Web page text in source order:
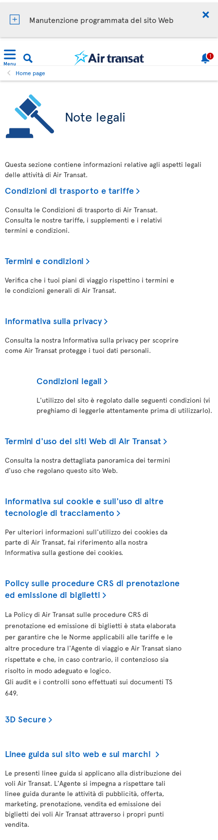
Manutenzione programmata del sito Web
Menu
1
Home page
Note legali
Questa sezione contiene informazioni relative agli aspetti legali
delle attività di Air Transat.
Condizioni di trasporto e tariffe
Consulta le Condizioni di trasporto di Air Transat.
Consulta le nostre tariffe, i supplementi e i relativi
termini e condizioni.
Termini e condizioni
Verifica che i tuoi piani di viaggio rispettino i termini e
le condizioni generali di Air Transat.
Informativa sulla privacy
Consulta la nostra Informativa sulla privacy per scoprire
come Air Transat protegge i tuoi dati personali.
Condizioni legali
L'utilizzo del sito è regolato dalle seguenti condizioni (vi
preghiamo di leggerle attentamente prima di utilizzarlo).
Termini d'uso dei siti Web di Air Transat
Consulta la nostra dettagliata panoramica dei termini
d'uso che regolano questo sito Web.
Informativa sui cookie e sull'uso di altre
tecnologie di tracciamento
Per ulteriori informazioni sull'utilizzo dei cookies da
parte di Air Transat, fai riferimento alla nostra
Informativa sulla gestione dei cookies.
Policy sulle procedure CRS di prenotazione
ed emissione di biglietti
La Policy di Air Transat sulle procedure CRS di
prenotazione ed emissione di biglietti è stata elaborata
per garantire che le Norme applicabili alle tariffe e le
altre procedure tra l'Agente di viaggio e Air Transat siano
rispettate e che, in caso contrario, il contenzioso sia
risolto in modo adeguato e logico.
Gli audit e i controlli sono effettuati sui documenti TS
649.
3D Secure
Linee guida sul sito web e sui marchi
Le presenti linee guida si applicano alla distribuzione dei
voli Air Transat. L'Agente si impegna a rispettare tali
linee guida durante le attività di pubblicità, offerta,
marketing, prenotazione, vendita ed emissione dei
biglietti dei voli Air Transat attraverso i propri punti
vendita.